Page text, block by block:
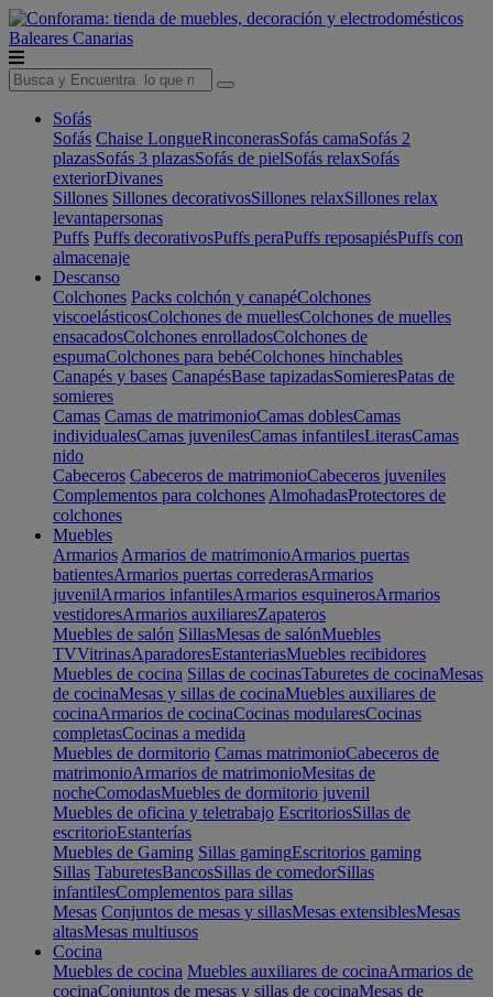
Baleares Canarias
Sofás
Sofás Chaise LongueRinconerasSofás camaSofás 2
plazasSofás 3 plazasSofás de pielSofás relaxSofás
exteriorDivanes
Sillones Sillones decorativosSillones relaxSillones relax
levantapersonas
Puffs Puffs decorativosPuffs peraPuffs reposapiésPuffs con
almacenaje
Descanso
Colchones Packs colchón y canapéColchones
viscoelásticosColchones de muellesColchones de muelles
ensacadosColchones enrolladosColchones de
espumaColchones para bebéColchones hinchables
Canapés y bases CanapésBase tapizadasSomieresPatas de
somieres
Camas Camas de matrimonioCamas doblesCamas
individualesCamas juvenilesCamas infantilesLiterasCamas
nido
Cabeceros Cabeceros de matrimonioCabeceros juveniles
Complementos para colchones AlmohadasProtectores de
colchones
Muebles
Armarios Armarios de matrimonioArmarios puertas
batientesArmarios puertas correderasArmarios
juvenilArmarios infantilesArmarios esquinerosArmarios
vestidoresArmarios auxiliaresZapateros
Muebles de salón SillasMesas de salónMuebles
TVVitrinasAparadoresEstanteriasMuebles recibidores
Muebles de cocina Sillas de cocinasTaburetes de cocinaMesas
de cocinaMesas y sillas de cocinaMuebles auxiliares de
cocinaArmarios de cocinaCocinas modularesCocinas
completasCocinas a medida
Muebles de dormitorio Camas matrimonioCabeceros de
matrimonioArmarios de matrimonioMesitas de
nocheComodasMuebles de dormitorio juvenil
Muebles de oficina y teletrabajo EscritoriosSillas de
escritorioEstanterías
Muebles de Gaming Sillas gamingEscritorios gaming
Sillas TaburetesBancosSillas de comedorSillas
infantilesComplementos para sillas
Mesas Conjuntos de mesas y sillasMesas extensiblesMesas
altasMesas multiusos
Cocina
Muebles de cocina Muebles auxiliares de cocinaArmarios de
cocinaConjuntos de mesas y sillas de cocinaMesas de